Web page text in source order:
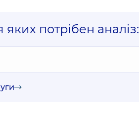
потрібен аналіз: